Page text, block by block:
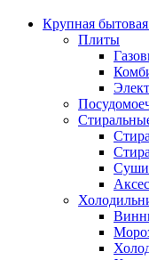
Крупная
Плиты